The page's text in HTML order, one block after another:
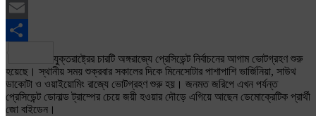
Twitter
Email
যুক্তরাষ্ট্রের চারটি অঙ্গরাজ্যে প্রেসিডেন্ট নির্বাচনের আগাম ভোটগ্রহণ শুরু
হয়েছে। স্থানীয় সময় শুক্রবার সকালের দিকে মিনেসোটার পাশাপাশি ভার্জিনিয়া, সাউথ
ডাকোটা ও ওয়াইয়োমিং রাজ্যে ভোটগ্রহণ শুরু হয়। জনমত জরিপে এখন পর্যন্ত
প্রেসিডেন্ট ডোনাল্ড ট্রাম্পের চেয়ে জয়ী হওয়ার দৌড়ে এগিয়ে আছেন ডেমোক্রেটিক প্রার্থী
জো বাইডেন।